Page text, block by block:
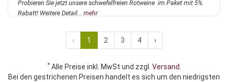
Probieren Sie jetzt unsere schwefelfreien Rotweine im Paket mit 5%
Rabatt! Weitere Detail... mehr
‹ 1 2 3 4 ›
*Alle Preise inkl. MwSt und zzgl. Versand.
Bei den gestrichenen Preisen handelt es sich um den niedrigsten